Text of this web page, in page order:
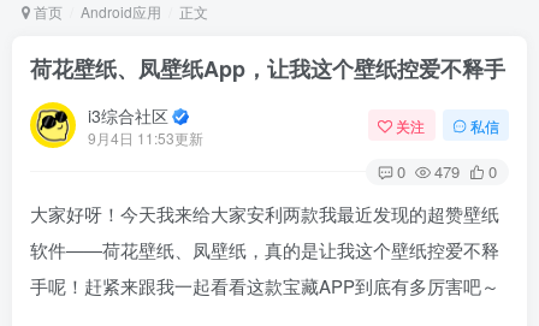
首页 Android应用 正文
荷花壁纸、凤壁纸App，让我这个壁纸控爱不释手
i3综合社区
9月4日 11:53更新
关注 私信
0 479 0
大家好呀！今天我来给大家安利两款我最近发现的超赞壁纸
软件——荷花壁纸、凤壁纸，真的是让我这个壁纸控爱不释
手呢！赶紧来跟我一起看看这款宝藏APP到底有多厉害吧～